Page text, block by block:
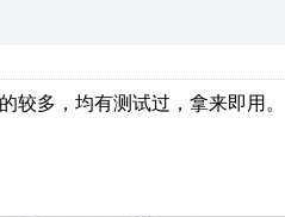
较多，均有测试过，拿来即用。